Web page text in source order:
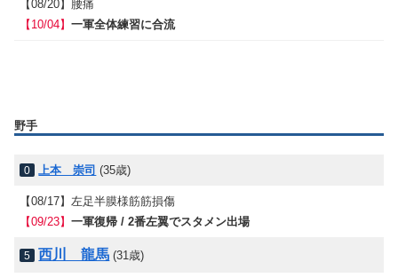
【08/20】 腰痛
【10/04】一軍全体練習に合流
野手
0 上本 崇司 (35歳)
【08/17】 左足半膜様筋筋損傷
【09/23】一軍復帰 / 2番左翼でスタメン出場
5 西川 龍馬 (31歳)